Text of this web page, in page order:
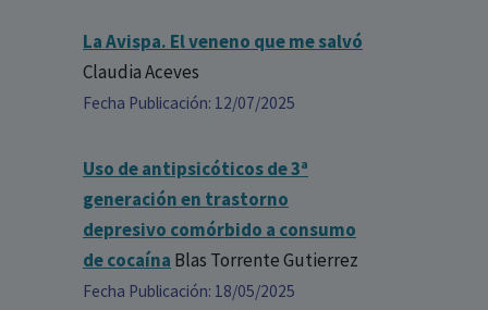
La Avispa. El veneno que me salvó
Claudia Aceves
Fecha Publicación: 12/07/2025
Uso de antipsicóticos de 3ª
generación en trastorno
depresivo comórbido a consumo
de cocaína Blas Torrente Gutierrez
Fecha Publicación: 18/05/2025